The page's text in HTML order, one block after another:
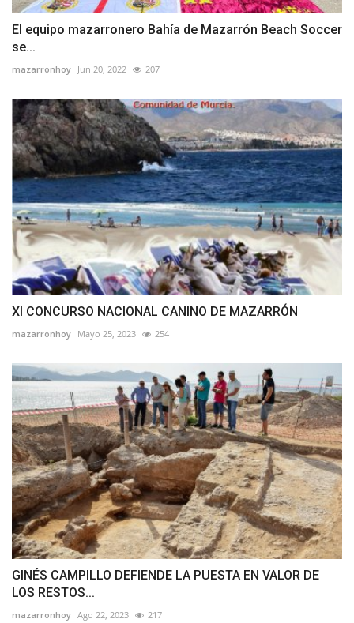
El equipo mazarronero Bahía de Mazarrón Beach Soccer
se...
mazarronhoy Jun 20, 2022 207
XI CONCURSO NACIONAL CANINO DE MAZARRÓN
mazarronhoy Mayo 25, 2023 254
GINÉS CAMPILLO DEFIENDE LA PUESTA EN VALOR DE
LOS RESTOS...
mazarronhoy Ago 22, 2023 217